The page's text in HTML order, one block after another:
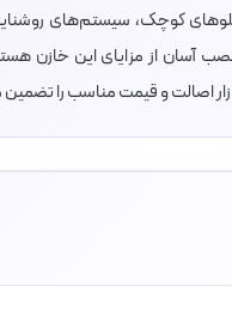
را برای تابلوهای کوچک،
آسان از مزایای این خازن
اصالت و قیمت مناسب را